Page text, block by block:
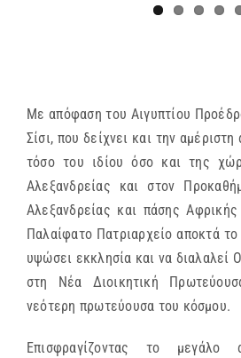
Με απόφαση του Αιγυπτίου
Σίσι, που δείχνει και την
τόσο του ιδίου όσο και της
Αλεξανδρείας και στον
Αλεξανδρείας και πάσης
Παλαίφατο Πατριαρχείο αποκτά
υψώσει εκκλησία και να διαλαλεί
στη Νέα Διοικητική
νεότερη πρωτεύουσα του κόσμου.
Επισφραγίζοντας το